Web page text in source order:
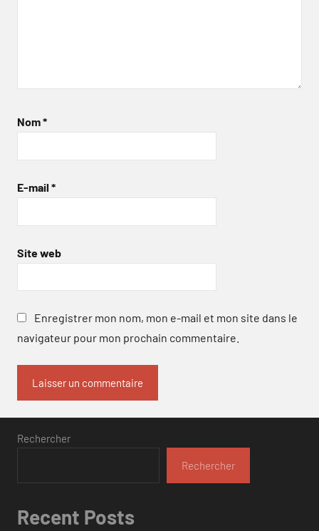
Nom*
E-mail *
Site web
Enregistrer mon nom, mon e-mail et mon site dans le
navigateur pour mon prochain commentaire.
Rechercher
Rechercher
Recent Posts